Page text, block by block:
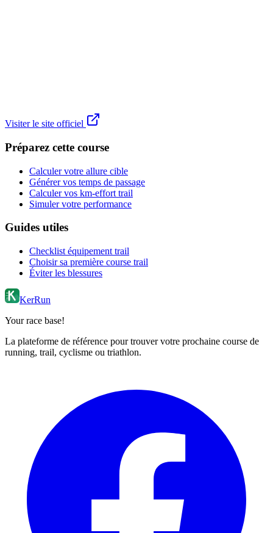
Visiter le site officiel
Préparez cette course
Calculer votre allure cible
Générer vos temps de passage
Calculer vos km-effort trail
Simuler votre performance
Guides utiles
Checklist équipement trail
Choisir sa première course trail
Éviter les blessures
KerRun
Your race base!
La plateforme de référence pour trouver votre prochaine course de
running, trail, cyclisme ou triathlon.